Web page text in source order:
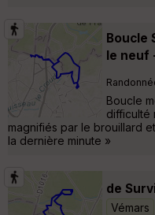
Boucle
le neuf
Boucle
difficulté
magnifiés par le brouillard
la dernière minute »
de
Vémars